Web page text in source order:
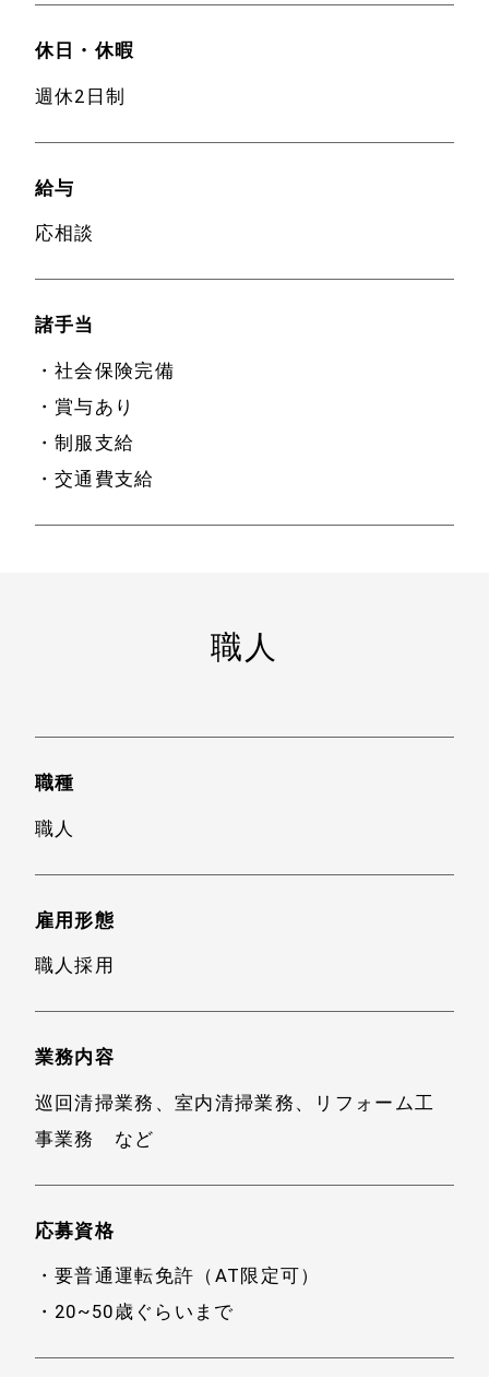
事業案内
インドアゴルフ練
習場「セントゴル
フLH」
事例紹介
会社案内
休日・休暇
週休2日制
給与
応相談
諸手当
・社会保険完備
・賞与あり
・制服支給
・交通費支給
職人
職種
職人
雇用形態
職人採用
業務内容
巡回清掃業務、室内清掃業務、リフォーム工
事業務 など
応募資格
・要普通運転免許（AT限定可）
・20~50歳ぐらいまで